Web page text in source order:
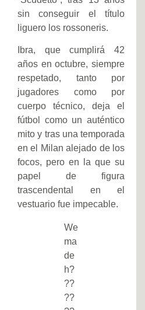
sin conseguir el título
liguero los rossoneris.
Ibra, que cumplirá 42
años en octubre, siempre
respetado, tanto por
jugadores como por
cuerpo técnico, deja el
fútbol como un auténtico
mito y tras una temporada
en el Milan alejado de los
focos, pero en la que su
papel de figura
trascendental en el
vestuario fue impecable.
We
ma
de
h?
??
??